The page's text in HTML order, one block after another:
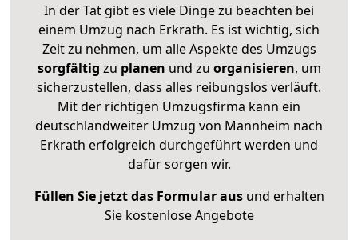
In der Tat gibt es viele Dinge zu beachten bei
einem Umzug nach Erkrath. Es ist wichtig, sich
Zeit zu nehmen, um alle Aspekte des Umzugs
sorgfältig zu planen und zu organisieren, um
sicherzustellen, dass alles reibungslos verläuft.
Mit der richtigen Umzugsfirma kann ein
deutschlandweiter Umzug von Mannheim nach
Erkrath erfolgreich durchgeführt werden und
dafür sorgen wir.
Füllen Sie jetzt das Formular ausund erhalten
Sie kostenlose Angebote